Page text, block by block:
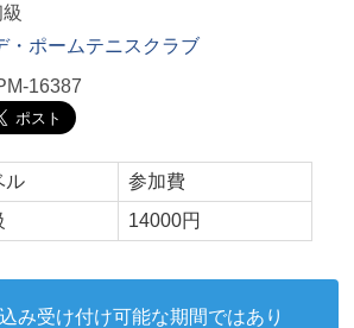
・ポームテニスクラブ
16387
ル
参加費
14000円
み受け付け可能な期間ではあり